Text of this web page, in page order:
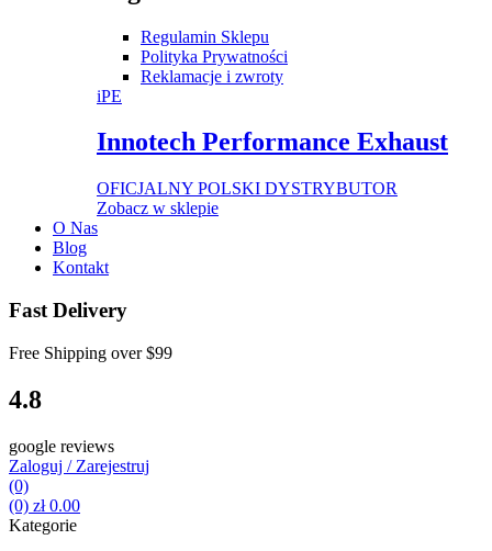
Regulamin Sklepu
Polityka Prywatności
Reklamacje i zwroty
iPE
Innotech Performance Exhaust
OFICJALNY POLSKI DYSTRYBUTOR
Zobacz w sklepie
O Nas
Blog
Kontakt
Fast Delivery
Free Shipping over$99
4.8
google reviews
Zaloguj / Zarejestruj
(0)
(0) zł0.00
Kategorie